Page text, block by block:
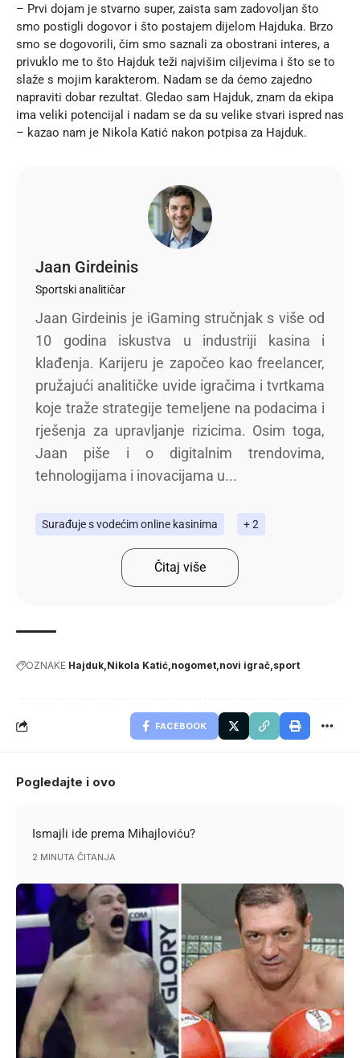
– Prvi dojam je stvarno super, zaista sam zadovoljan što
smo postigli dogovor i što postajem dijelom Hajduka. Brzo
smo se dogovorili, čim smo saznali za obostrani interes, a
privuklo me to što Hajduk teži najvišim ciljevima i što se to
slaže s mojim karakterom. Nadam se da ćemo zajedno
napraviti dobar rezultat. Gledao sam Hajduk, znam da ekipa
ima veliki potencijal i nadam se da su velike stvari ispred nas
– kazao nam je Nikola Katić nakon potpisa za Hajduk.
Jaan Girdeinis
Sportski analitičar
Jaan Girdeinis je iGaming stručnjak s više od
10 godina iskustva u industriji kasina i
klađenja. Karijeru je započeo kao freelancer,
pružajući analitičke uvide igračima i tvrtkama
koje traže strategije temeljene na podacima i
rješenja za upravljanje rizicima. Osim toga,
Jaan piše i o digitalnim trendovima,
tehnologijama i inovacijama u...
Surađuje s vodećim online kasinima + 2
Čitaj više
OZNAKE Hajduk Nikola Katić nogomet novi igrač sport
FACEBOOK
Pogledajte i ovo
Ismajli ide prema Mihajloviću?
2 MINUTA ČITANJA